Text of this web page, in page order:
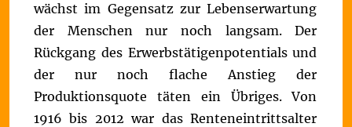
wächst im Gegensatz zur Lebenserwartung
der Menschen nur noch langsam. Der
Rückgang des Erwerbstätigenpotentials und
der nur noch flache Anstieg der
Produktionsquote täten ein Übriges.
Von
1916 bis 2012 war das Renteneintrittsalter